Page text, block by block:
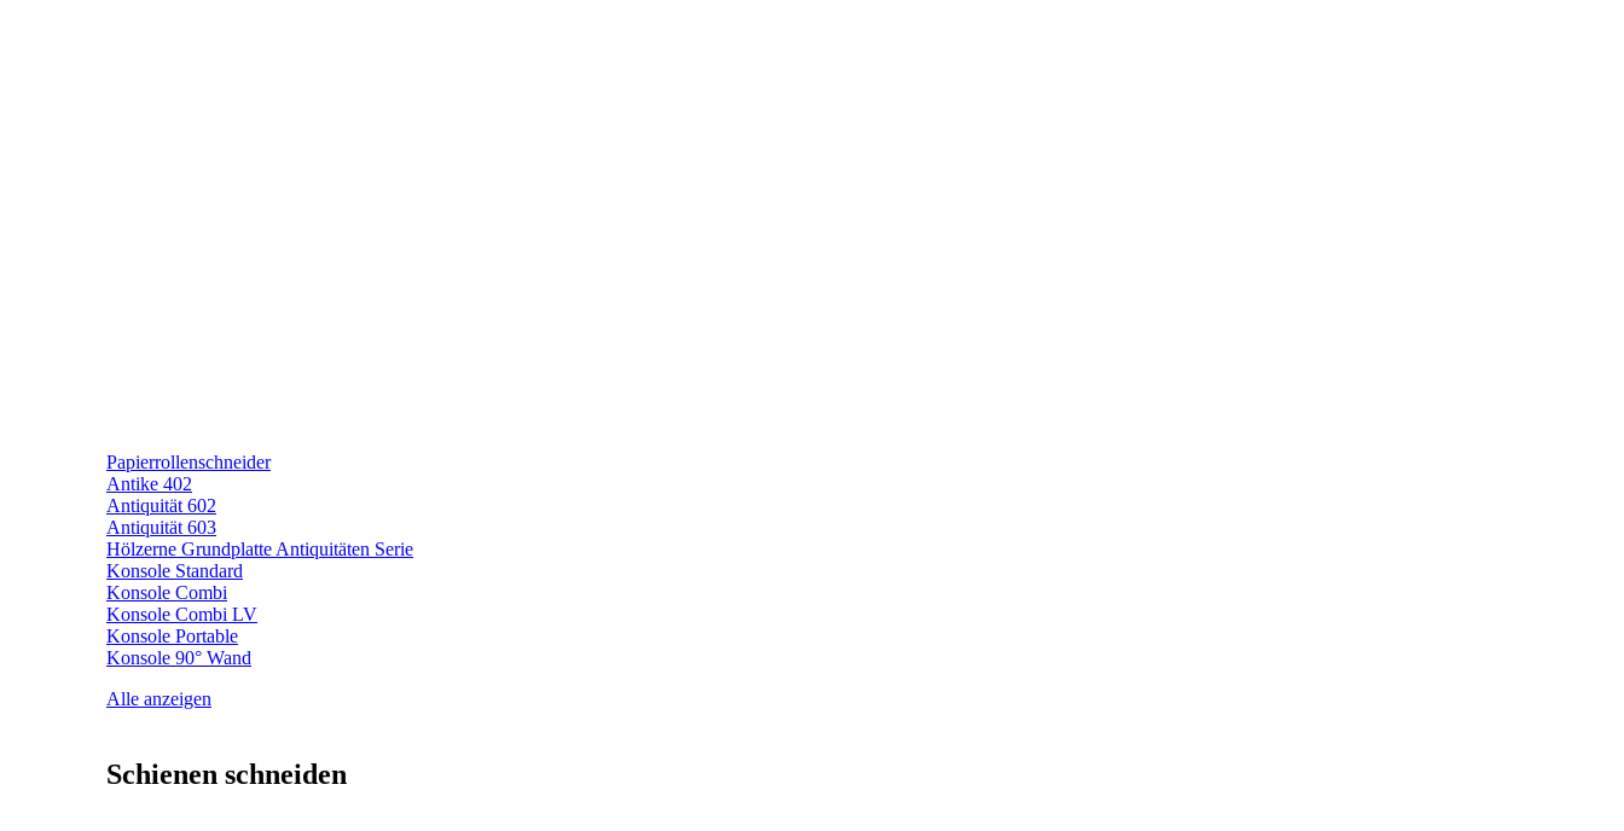
Papierrollenschneider
Antike 402
Antiquität 602
Antiquität 603
Hölzerne Grundplatte Antiquitäten Serie
Konsole Standard
Konsole Combi
Konsole Combi LV
Konsole Portable
Konsole 90° Wand
Alle anzeigen
Schienen schneiden